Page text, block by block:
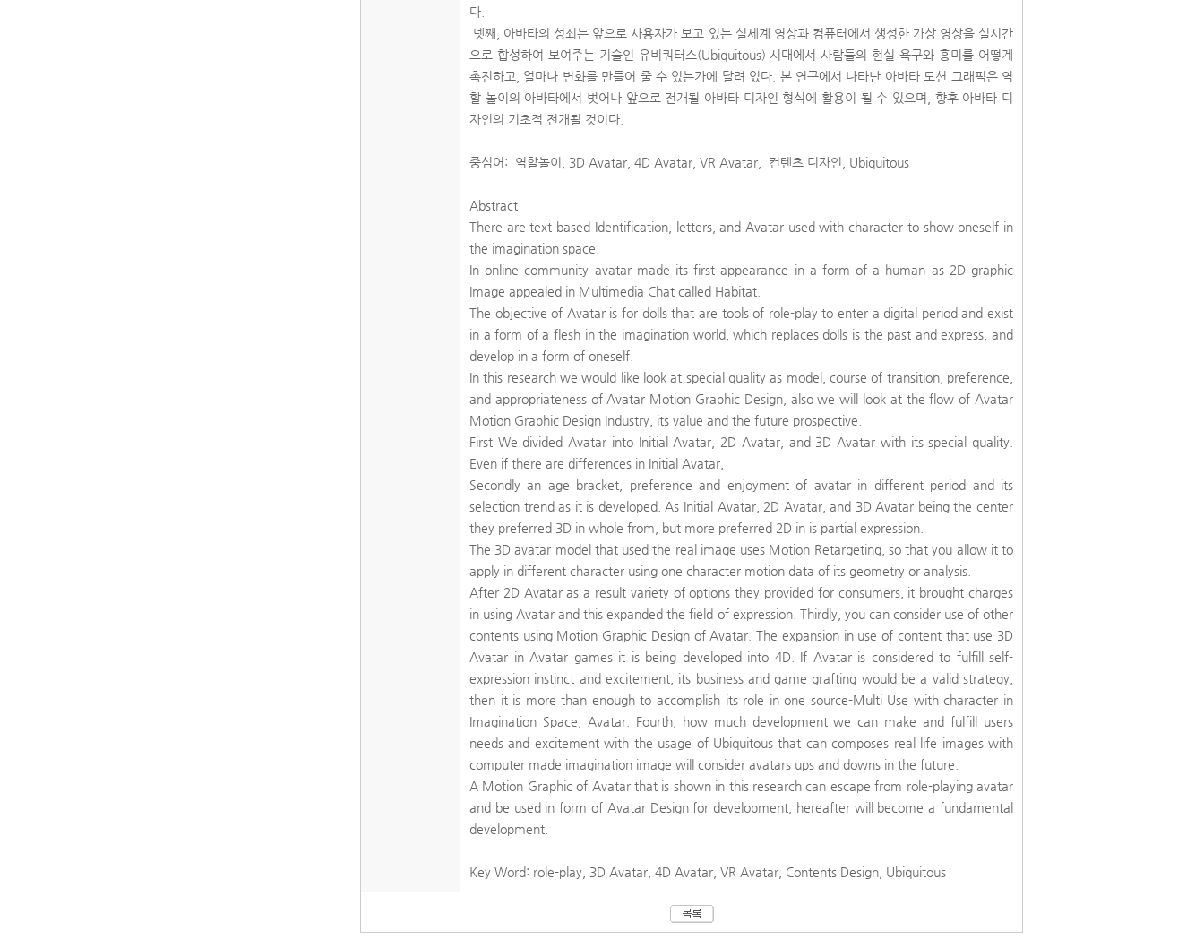
다.
넷째, 아바타의 성쇠는 앞으로 사용자가 보고 있는 실세계 영상과 컴퓨터에서 생성한 가상 영상을 실시간
으로 합성하여 보여주는 기술인 유비쿼터스(Ubiquitous) 시대에서 사람들의 현실 욕구와 흥미를 어떻게
촉진하고, 얼마나 변화를 만들어 줄 수 있는가에 달려 있다. 본 연구에서 나타난 아바타 모션 그래픽은 역
할 놀이의 아바타에서 벗어나 앞으로 전개될 아바타 디자인 형식에 활용이 될 수 있으며, 향후 아바타 디
자인의 기초적 전개될 것이다.
중심어: 역할놀이, 3D Avatar, 4D Avatar, VR Avatar, 컨텐츠 디자인, Ubiquitous
Abstract
There are text based Identification, letters, and Avatar used with character to show oneself in
the imagination space.
In online community avatar made its first appearance in a form of a human as 2D graphic
Image appealed in Multimedia Chat called Habitat.
The objective of Avatar is for dolls that are tools of role-play to enter a digital period and exist
in a form of a flesh in the imagination world, which replaces dolls is the past and express, and
develop in a form of oneself.
In this research we would like look at special quality as model, course of transition, preference,
and appropriateness of Avatar Motion Graphic Design, also we will look at the flow of Avatar
Motion Graphic Design Industry, its value and the future prospective.
First We divided Avatar into Initial Avatar, 2D Avatar, and 3D Avatar with its special quality.
Even if there are differences in Initial Avatar,
Secondly an age bracket, preference and enjoyment of avatar in different period and its
selection trend as it is developed. As Initial Avatar, 2D Avatar, and 3D Avatar being the center
they preferred 3D in whole from, but more preferred 2D in is partial expression.
The 3D avatar model that used the real image uses Motion Retargeting, so that you allow it to
apply in different character using one character motion data of its geometry or analysis.
After 2D Avatar as a result variety of options they provided for consumers, it brought charges
in using Avatar and this expanded the field of expression. Thirdly, you can consider use of other
contents using Motion Graphic Design of Avatar. The expansion in use of content that use 3D
Avatar in Avatar games it is being developed into 4D. If Avatar is considered to fulfill self-
expression instinct and excitement, its business and game grafting would be a valid strategy,
then it is more than enough to accomplish its role in one source-Multi Use with character in
Imagination Space, Avatar. Fourth, how much development we can make and fulfill users
needs and excitement with the usage of Ubiquitous that can composes real life images with
computer made imagination image will consider avatars ups and downs in the future.
A Motion Graphic of Avatar that is shown in this research can escape from role-playing avatar
and be used in form of Avatar Design for development, hereafter will become a fundamental
development.
Key Word: role-play, 3D Avatar, 4D Avatar, VR Avatar, Contents Design, Ubiquitous